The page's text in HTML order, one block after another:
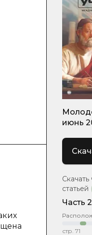
июнь
Скачать
статьей
Часть 2
стр. 71